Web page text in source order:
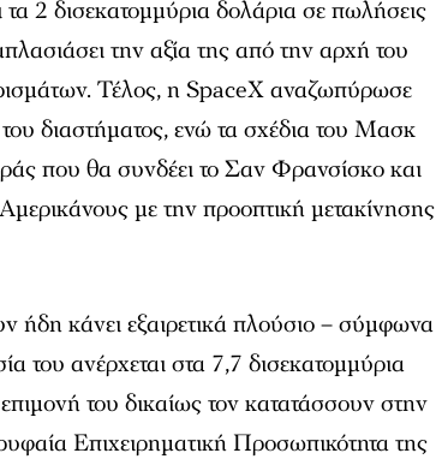
τα 2 δισεκατομμύρια δολάρια σε πωλήσεις
την αξία της από την αρχή του
Τέλος, η SpaceX αναζωπύρωσε
διαστήματος, ενώ τα σχέδια του Μασκ
που θα συνδέει το Σαν Φρανσίσκο και
με την προοπτική μετακίνησης
ήδη κάνει εξαιρετικά πλούσιο – σύμφωνα
του ανέρχεται στα 7,7 δισεκατομμύρια
του δικαίως τον κατατάσσουν στην
Επιχειρηματική Προσωπικότητα της